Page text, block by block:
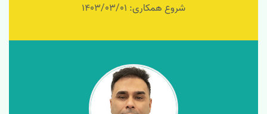
شروع همکاری: 1403/03/01